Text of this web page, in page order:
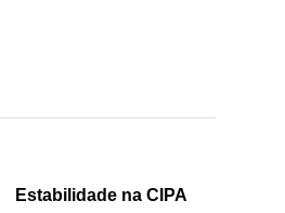
Estabilidade na CIPA